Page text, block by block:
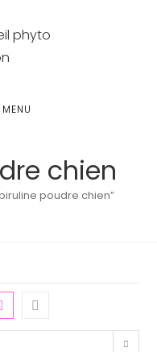
MENU
chien
poudre chien”